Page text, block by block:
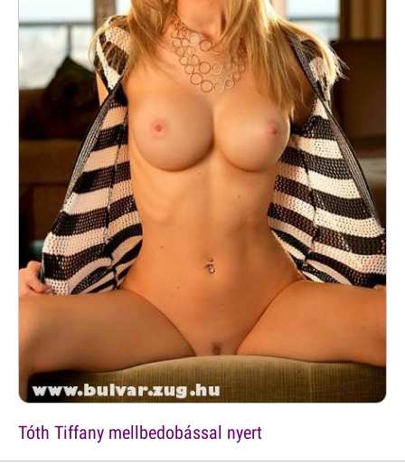
Tóth Tiffany mellbedobással nyert